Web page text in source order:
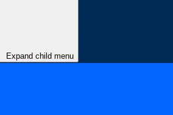
Expand child menu